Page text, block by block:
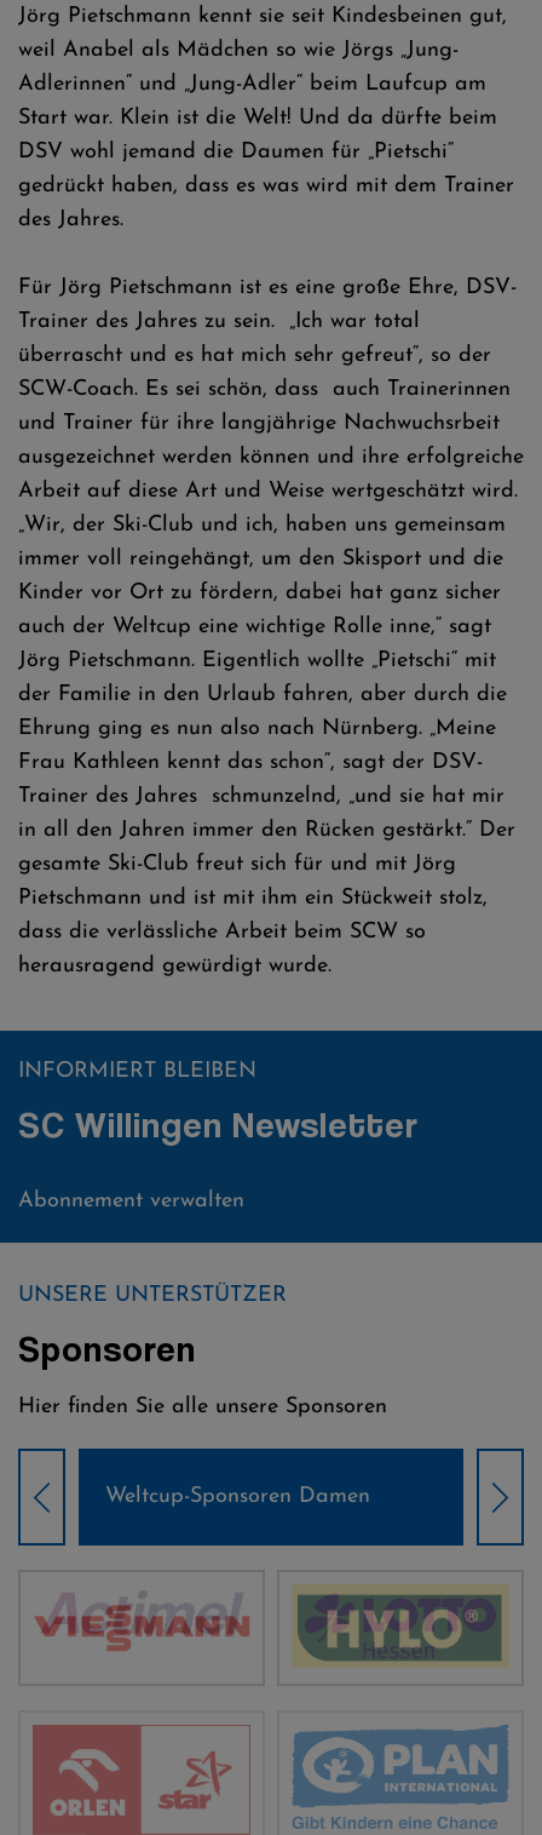
Jörg Pietschmann kennt sie seit Kindesbeinen gut,
weil Anabel als Mädchen so wie Jörgs „Jung-
Adlerinnen“ und „Jung-Adler“ beim Laufcup am
Start war. Klein ist die Welt! Und da dürfte beim
DSV wohl jemand die Daumen für „Pietschi“
gedrückt haben, dass es was wird mit dem Trainer
des Jahres.
Für Jörg Pietschmann ist es eine große Ehre, DSV-
Trainer des Jahres zu sein. „Ich war total
überrascht und es hat mich sehr gefreut“, so der
SCW-Coach. Es sei schön, dass auch Trainerinnen
und Trainer für ihre langjährige Nachwuchsrbeit
ausgezeichnet werden können und ihre erfolgreiche
Arbeit auf diese Art und Weise wertgeschätzt wird.
„Wir, der Ski-Club und ich, haben uns gemeinsam
immer voll reingehängt, um den Skisport und die
Kinder vor Ort zu fördern, dabei hat ganz sicher
auch der Weltcup eine wichtige Rolle inne,“ sagt
Jörg Pietschmann. Eigentlich wollte „Pietschi“ mit
der Familie in den Urlaub fahren, aber durch die
Ehrung ging es nun also nach Nürnberg. „Meine
Frau Kathleen kennt das schon“, sagt der DSV-
Trainer des Jahres schmunzelnd, „und sie hat mir
in all den Jahren immer den Rücken gestärkt.“ Der
gesamte Ski-Club freut sich für und mit Jörg
Pietschmann und ist mit ihm ein Stückweit stolz,
dass die verlässliche Arbeit beim SCW so
herausragend gewürdigt wurde.
INFORMIERT BLEIBEN
SC Willingen Newsletter
Abonnement verwalten
UNSERE UNTERSTÜTZER
Sponsoren
Hier finden Sie alle unsere Sponsoren
Weltcup-Sponsoren Damen